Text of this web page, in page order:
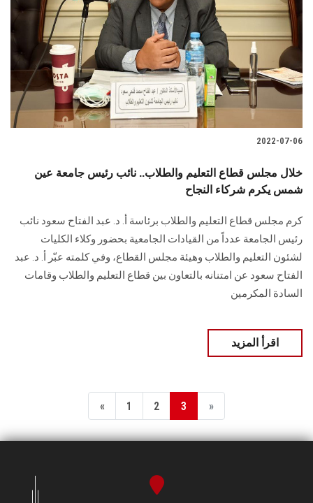
2022-07-06
خلال مجلس قطاع التعليم والطلاب.. نائب رئيس جامعة عين
شمس يكرم شركاء النجاح
كرم مجلس قطاع التعليم والطلاب برئاسة أ. د. عبد الفتاح سعود نائب
رئيس الجامعة عدداً من القيادات الجامعية بحضور وكلاء الكليات
لشئون التعليم والطلاب وهيئة مجلس القطاع، وفي كلمته عبّر أ. د. عبد
الفتاح سعود عن امتنانه بالتعاون بين قطاع التعليم والطلاب وقامات
السادة المكرمين
اقرأ المزيد
« 1 2 3 »